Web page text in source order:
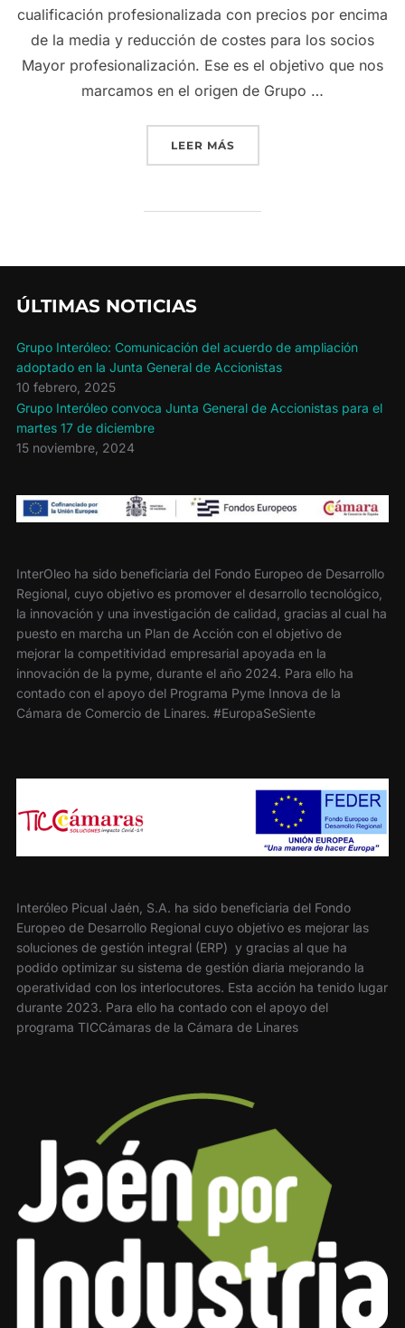
cualificación profesionalizada con precios por encima
de la media y reducción de costes para los socios
Mayor profesionalización. Ese es el objetivo que nos
marcamos en el origen de Grupo …
LEER MÁS«ALUMNOS DE UN CURSO
ÚLTIMAS NOTICIAS
Grupo Interóleo: Comunicación del acuerdo de ampliación
adoptado en la Junta General de Accionistas
10 febrero, 2025
Grupo Interóleo convoca Junta General de Accionistas para el
martes 17 de diciembre
15 noviembre, 2024
InterOleo ha sido beneficiaria del Fondo Europeo de Desarrollo
Regional, cuyo objetivo es promover el desarrollo tecnológico,
la innovación y una investigación de calidad, gracias al cual ha
puesto en marcha un Plan de Acción con el objetivo de
mejorar la competitividad empresarial apoyada en la
innovación de la pyme, durante el año 2024. Para ello ha
contado con el apoyo del Programa Pyme Innova de la
Cámara de Comercio de Linares. #EuropaSeSiente
Interóleo Picual Jaén, S.A. ha sido beneficiaria del Fondo
Europeo de Desarrollo Regional cuyo objetivo es mejorar las
soluciones de gestión integral (ERP) y gracias al que ha
podido optimizar su sistema de gestión diaria mejorando la
operatividad con los interlocutores. Esta acción ha tenido lugar
durante 2023. Para ello ha contado con el apoyo del
programa TICCámaras de la Cámara de Linares